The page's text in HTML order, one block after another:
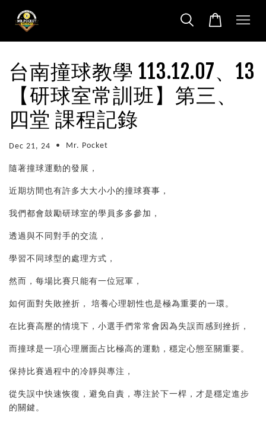
台南撞球教學 113.12.07、13
【研球室常訓班】第三、
四堂 課程記錄
Dec 21, 24 • Mr. Pocket
隨著撞球運動的發展，
近期坊間也有許多大大小小的撞球賽事，
我們都會鼓勵研球室的學員多多參加，
透過與不同對手的交流，
學習不同球型的處理方式，
然而，每場比賽只能有一位冠軍，
如何面對失敗挫折， 培養心理韌性也是極為重要的一環。
在比賽高壓的情境下，小選手們常常會因為失誤而感到挫折，
而撞球是一項心理層面占比極高的運動，穩定心態至關重要。
保持比賽過程中的冷靜與專注，
從失誤中快速恢復，避免自責，專注於下一桿，才是穩定進步
的關鍵。